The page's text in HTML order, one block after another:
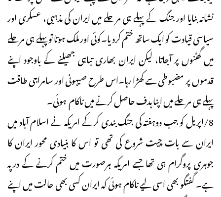
نشانہ بنایا اور جنگ کے پہلے ہی مرحلے میں ایران کی مذہبی، عسکری اور
سیاسی قیادت کو ایک ساتھ ختم کردیا۔کوئی اور ملک ہوتا تو پہلے ہی مرحلے
میں گھٹنوں پر آجاتا، لیکن ایران بھاری تباہی جھیلنے کے باوجود اپنے
قدموں پر مضبوطی سے کھڑا رہا۔اس طرح صیہونی اور سامراجی طاقت
پہلے ہی مرحلے میں اپنا ہدف حاصل کرنے میں ناکام ہوئی۔
8/اپریل کو جب دوہفتہ کی جنگ بندی کرکے امریکہ نے اسلام آباد میں
ایران سے بات چیت شروع کی تھی تو اس کا بنیادی محور ایران کا
جوہری پروگرام ہی تھا جسے امریکہ ہرصورت میں ختم کرنے کے درپہ
ہے۔ گفتگو بھی اسی لیے ناکام ہوئی کہ ایران کسی بھی حالت میں اپنے